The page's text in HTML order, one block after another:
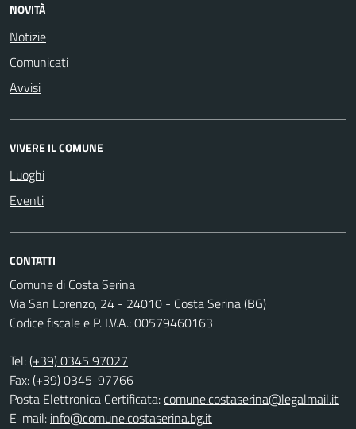
NOVITÀ
Notizie
Comunicati
Avvisi
VIVERE IL COMUNE
Luoghi
Eventi
CONTATTI
Comune di Costa Serina
Via San Lorenzo, 24 - 24010 - Costa Serina (BG)
Codice fiscale e P. I.V.A.: 00579460163
Tel:(+39) 0345 97027
Fax: (+39) 0345-97766
Posta Elettronica Certificata:comune.costaserina@legalmail.it
E-mail: info@comune.costaserina.bg.it